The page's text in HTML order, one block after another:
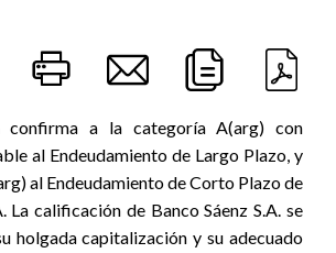
confirma a la categoría A(arg) con
al Endeudamiento de Largo Plazo, y
al Endeudamiento de Corto Plazo de
La calificación de Banco Sáenz S.A. se
holgada capitalización y su adecuado